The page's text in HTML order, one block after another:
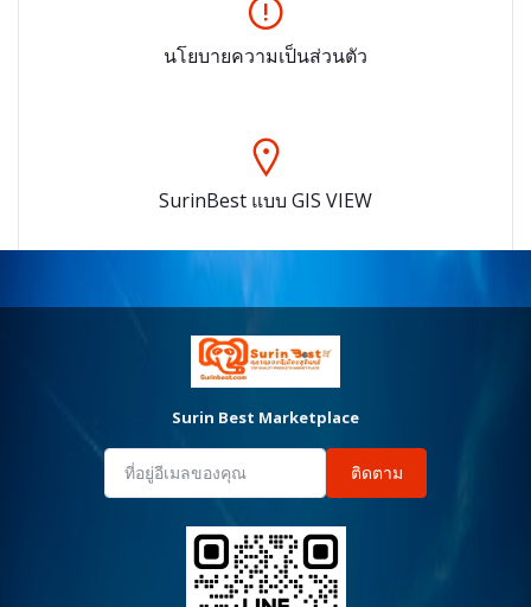
นโยบายความเป็นส่วนตัว
SurinBest แบบ GIS VIEW
Surin Best Marketplace
ติดตาม